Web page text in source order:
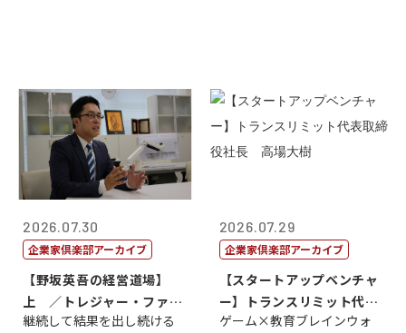
2026.07.30
企業家倶楽部アーカイブ
【野坂英吾の経営道場】
上 ／トレジャー・ファク
トリー社長野坂...
継続して結果を出し続ける
2026.07.29
企業家倶楽部アーカイブ
【スタートアップベンチャ
ー】トランスリミット代表
取締役社長 ...
ゲーム×教育ブレインウォ